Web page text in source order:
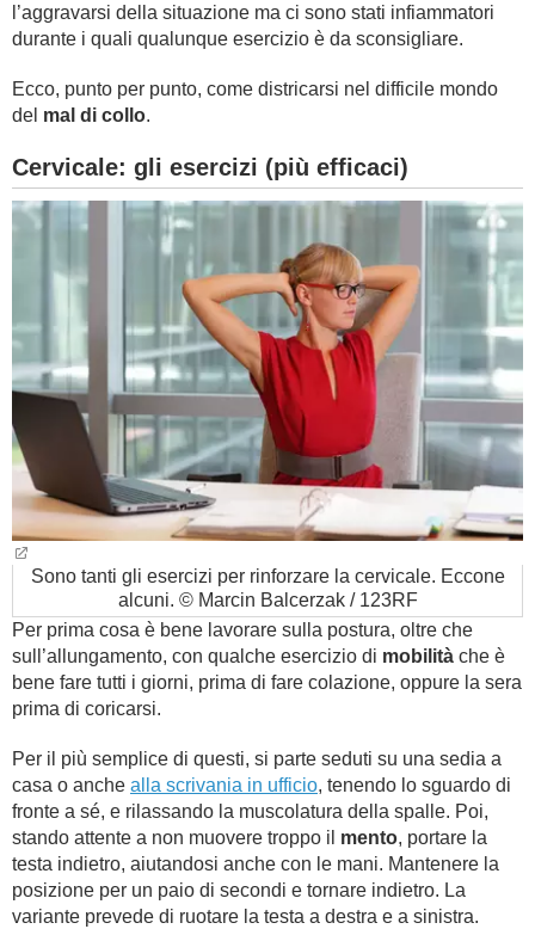
l’aggravarsi della situazione ma ci sono stati infiammatori
durante i quali qualunque esercizio è da sconsigliare.
Ecco, punto per punto, come districarsi nel difficile mondo
del mal di collo.
Cervicale: gli esercizi (più efficaci)
Sono tanti gli esercizi per rinforzare la cervicale. Eccone
alcuni. © Marcin Balcerzak / 123RF
Per prima cosa è bene lavorare sulla postura, oltre che
sull’allungamento, con qualche esercizio di mobilità che è
bene fare tutti i giorni, prima di fare colazione, oppure la sera
prima di coricarsi.
Per il più semplice di questi, si parte seduti su una sedia a
casa o anche alla scrivania in ufficio, tenendo lo sguardo di
fronte a sé, e rilassando la muscolatura della spalle. Poi,
stando attente a non muovere troppo il mento, portare la
testa indietro, aiutandosi anche con le mani. Mantenere la
posizione per un paio di secondi e tornare indietro. La
variante prevede di ruotare la testa a destra e a sinistra.